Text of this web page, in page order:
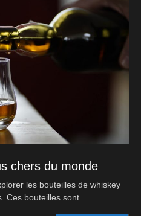
chers du monde
les bouteilles de whiskey
Ces bouteilles sont…